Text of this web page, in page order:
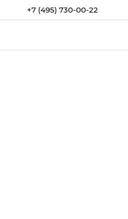
+7 (495) 730-00-22